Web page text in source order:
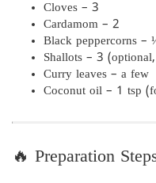
Cloves – 3
Cardamom – 2
Black peppercorns –
Shallots – 3
Curry leaves – a few
Coconut oil – 1 tsp
🔥 Preparation